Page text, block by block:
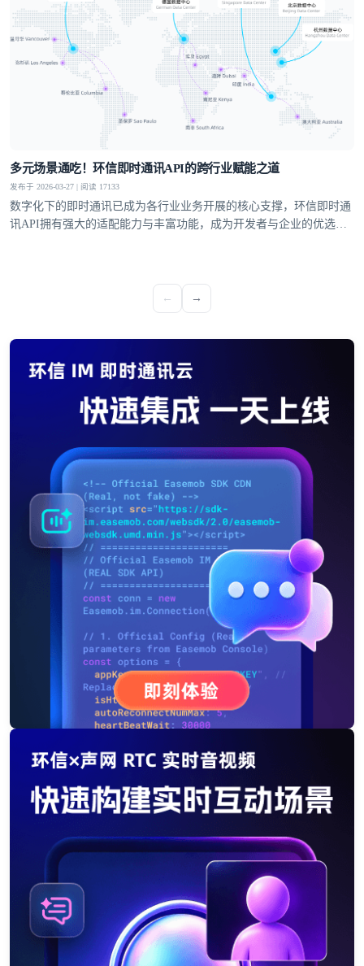
多元场景通吃！环信即时通讯API的跨行业赋能之道
发布于 2026-03-27 | 阅读 17133
数字化下的即时通讯已成为各行业业务开展的核心支撑，环信即时通
讯API拥有强大的适配能力与丰富功能，成为开发者与企业的优选方
←
→